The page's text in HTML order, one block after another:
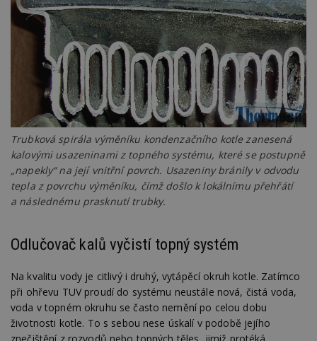
Trubková spirála výměníku kondenzačního kotle zanesená
kalovými usazeninami z topného systému, které se postupně
„napekly“ na její vnitřní povrch. Usazeniny bránily v odvodu
tepla z povrchu výměníku, čímž došlo k lokálnímu přehřátí
a následnému prasknutí trubky.
Odlučovač kalů vyčistí topný systém
Na kvalitu vody je citlivý i druhý, vytápěcí okruh kotle. Zatímco
při ohřevu TUV proudí do systému neustále nová, čistá voda,
voda v topném okruhu se často nemění po celou dobu
životnosti kotle. To s sebou nese úskalí v podobě jejího